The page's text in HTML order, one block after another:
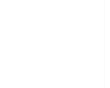
je 5 z 5 hvězdiček.